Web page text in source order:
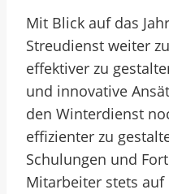
Mit Blick auf das
Streudienst weiter
effektiver zu
und innovative
den Winterdienst
effizienter zu
Schulungen und
Mitarbeiter stets auf